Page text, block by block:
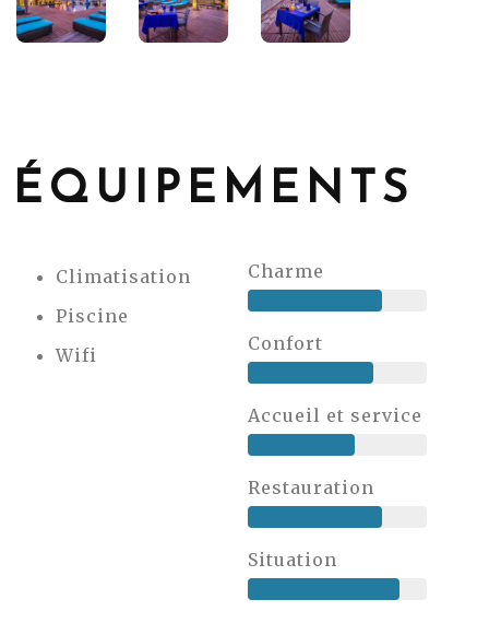
ÉQUIPEMENTS
Climatisation
Piscine
Wifi
Charme
Confort
Accueil et service
Restauration
Situation